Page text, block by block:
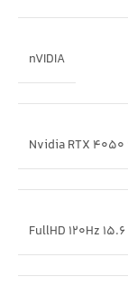
نو و استوک
یا ارائهnVIDIA
Nvidia RTX 4050
15.6 FullHD 120Hz